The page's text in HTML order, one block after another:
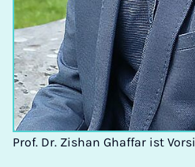
Prof. Dr. Zishan Ghaffar ist